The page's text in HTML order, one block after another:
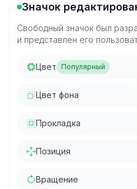
Значок
Свободный значок был
и представлен его
Цвет Популярный
Цвет фона
Прокладка
Позиция
Вращение